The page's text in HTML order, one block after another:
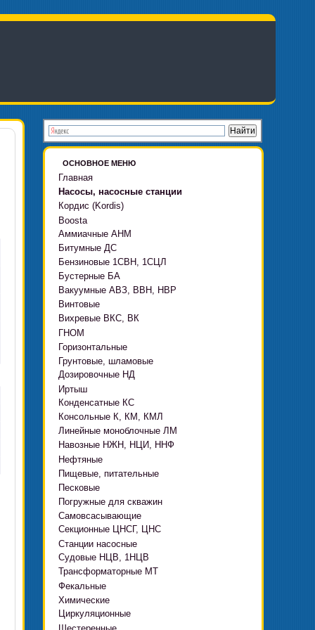
ОСНОВНОЕ МЕНЮ
Главная
Насосы, насосные станции
Кордис (Kordis)
Boosta
Boosta-F
Boosta-L
Boosta-APD установки
Аммиачные АНМ
Битумные ДС
Бензиновые 1СВН, 1СЦЛ
Бустерные БА
Вакуумные АВЗ, ВВН, НВР
Винтовые
Вихревые ВКС, ВК
ГНОМ
Грязевые
Ф, Фр
с HMS Control
Горизонтальные
Д, 1Д
ЦН
DeLium
Грунтовые, шламовые
ГРАТ, ГРАК, ГРАР
ВШН
Дозировочные НД
Иртыш
ПФ, НФ, ПД
ЦМЛ
ЦМК
Конденсатные КС
Консольные К, КМ, КМЛ
Линейные моноблочные ЛМ
Навозные НЖН, НЦИ, ННФ
Нефтяные
НВ, НВЕ, НДВ
КМC
4(5,6)НК
КМХ Адонис
Пищевые, питательные
ОНЦ, СНЦ
ЦВК
ПЭ
Поршневые на пару
Песковые
П, ПР, ПБ, ПК, ПРВП
ППР, ППК вертикальные
Погружные для скважин
ЭЦВ Ливнынасос
ЭЦВ Промбурвод
2ЭЦВ
БЦП М
CRS
СПА 4
Самовсасывающие
АНС
С-569
С-245
Секционные ЦНСГ, ЦНС
Станции насосные
СУЗ, HMS Control
Автоматические САУ
Садовые Ингро CAM
Судовые НЦВ, 1НЦВ
Трансформаторные МТ
Фекальные
СМ, 1СМ, 2СМ
СД, СДВ
Химические
Х
Циркуляционные